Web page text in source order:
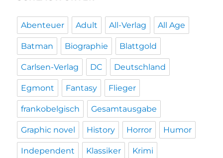
Abenteuer Adult All-Verlag All Age
Batman Biographie Blattgold
Carlsen-Verlag DC Deutschland
Egmont Fantasy Flieger
frankobelgisch Gesamtausgabe
Graphic novel History Horror Humor
Independent Klassiker Krimi